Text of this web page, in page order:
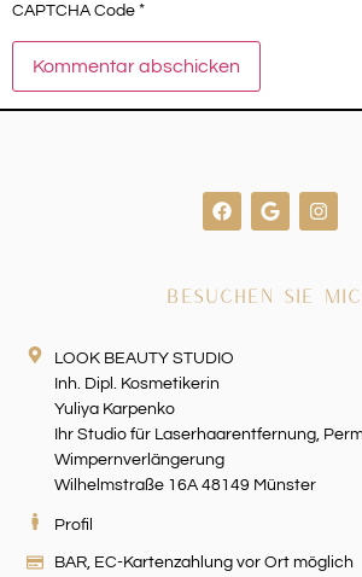
CAPTCHA Code *
BESUCHEN SIE
LOOK BEAUTY STUDIO
Inh. Dipl. Kosmetikerin
Yuliya Karpenko
Ihr Studio für Laserhaarentfernung,
Wimpernverlängerung
Wilhelmstraße 16A 48149 Münster
Profil
BAR, EC-Kartenzahlung vor Ort möglich